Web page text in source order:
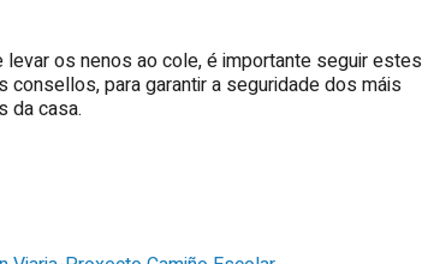
levar os nenos ao cole, é importante seguir estes
consellos, para garantir a seguridade dos máis
da casa.